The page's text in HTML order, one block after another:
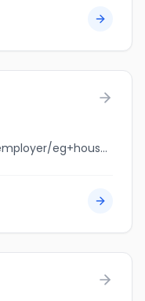
jobbank.gc.ca/browsejobs/employer/eg+household/ca